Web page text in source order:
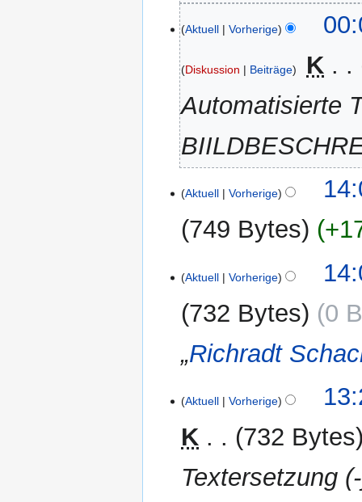
April
2012
Aktuell Vorherige
Diskussion Beiträge
K
Automatisierte
April
2012
Aktuell Vorherige
749 Bytes
Aktuell Vorherige
732 Bytes
0
„Richradt
Aktuell Vorherige
K
732 Bytes
Textersetzung